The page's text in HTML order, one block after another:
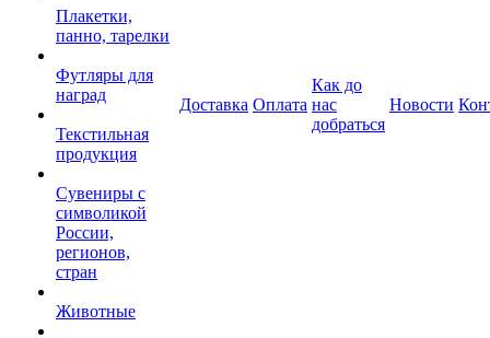
Плакетки,
панно, тарелки
Футляры для
наград
Текстильная
продукция
Сувениры с
символикой
России,
регионов,
стран
Животные
Доставка Оплата
Как до
нас
добраться
Новости